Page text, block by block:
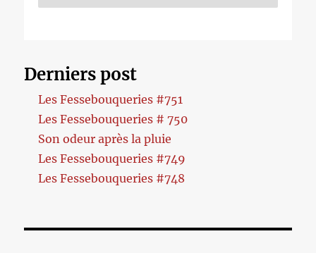
Derniers post
Les Fessebouqueries #751
Les Fessebouqueries # 750
Son odeur après la pluie
Les Fessebouqueries #749
Les Fessebouqueries #748